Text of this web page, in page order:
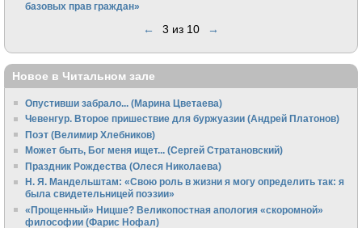
базовых прав граждан»
← 3 из 10 →
Новое в Читальном зале
Опустивши забрало... (Марина Цветаева)
Чевенгур. Второе пришествие для буржуазии (Андрей Платонов)
Поэт (Велимир Хлебников)
Может быть, Бог меня ищет... (Сергей Стратановский)
Праздник Рождества (Олеся Николаева)
Н. Я. Мандельштам: «Свою pоль в жизни я могу опpеделить так: я
была свидетельницей поэзии»
«Прощенный» Ницше? Великопостная апология «скоромной»
философии (Фарис Нофал)